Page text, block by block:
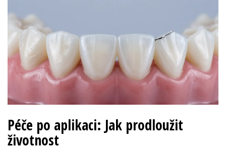
Péče po aplikaci: Jak prodloužit
životnost